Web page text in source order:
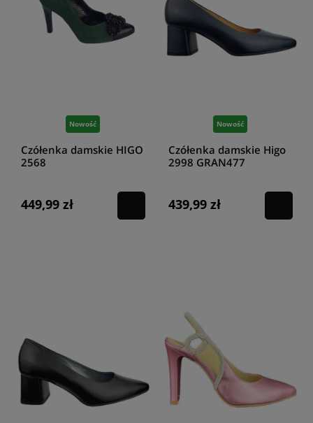
Nowość
Czółenka damskie HIGO
2568
449,99 zł
Nowość
Czółenka damskie Higo
2998 GRAN477
439,99 zł